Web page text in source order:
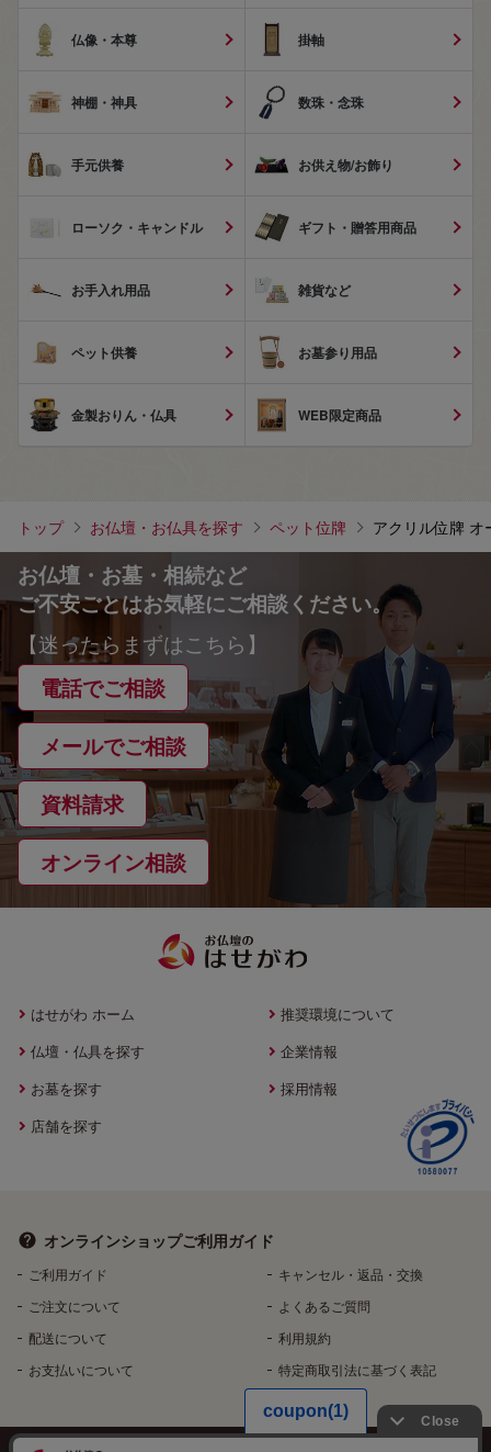
仏像・本尊 掛軸
神棚・神具 数珠・念珠
手元供養 お供え物/お飾り
ローソク・キャンドル ギフト・贈答用商品
お手入れ用品 雑貨など
ペット供養 お墓参り用品
金製おりん・仏具 WEB限定商品
トップ お仏壇・お仏具を探す ペット位牌 アクリル位牌 オ
お仏壇・お墓・相続など
ご不安ごとはお気軽にご相談ください。
【迷ったらまずはこちら】
電話でご相談
メールでご相談
資料請求
オンライン相談
はせがわ ホーム
仏壇・仏具を探す
お墓を探す
店舗を探す
推奨環境について
企業情報
採用情報
オンラインショップご利用ガイド
ご利用ガイド
ご注文について
配送について
お支払いについて
キャンセル・返品・交換
よくあるご質問
利用規約
特定商取引法に基づく表記